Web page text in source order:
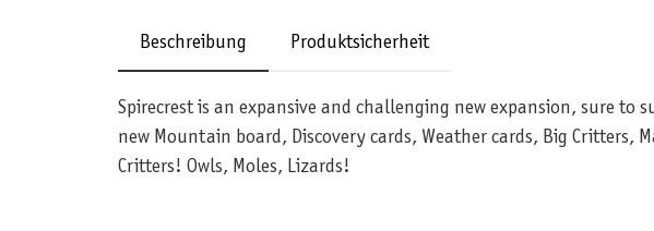
Beschreibung Produktsicherheit
Spirecrest is an expansive and challenging new expansion, sure to
new Mountain board, Discovery cards, Weather cards, Big Critters,
Critters! Owls, Moles, Lizards!